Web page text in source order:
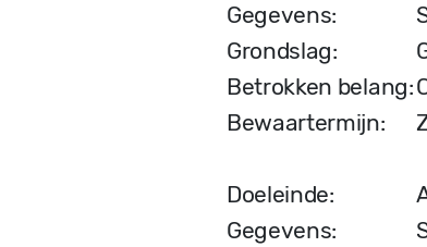
Gegevens:
Grondslag:
Betrokken belang:
Bewaartermijn:
Doeleinde:
Gegevens: